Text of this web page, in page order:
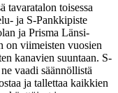
tavaratalon toisessa
ja S-Pankkipiste
ja Prisma Länsi-
on viimeisten vuosien
kanavien suuntaan. S-
vaadi säännöllistä
ja tallettaa kaikkien